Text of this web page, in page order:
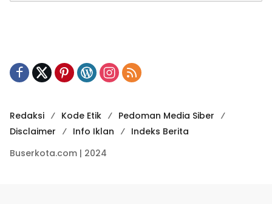
Redaksi Kode Etik
Pedoman Media Siber
Disclaimer
Info Iklan
Indeks Berita
Buserkota.com | 2024